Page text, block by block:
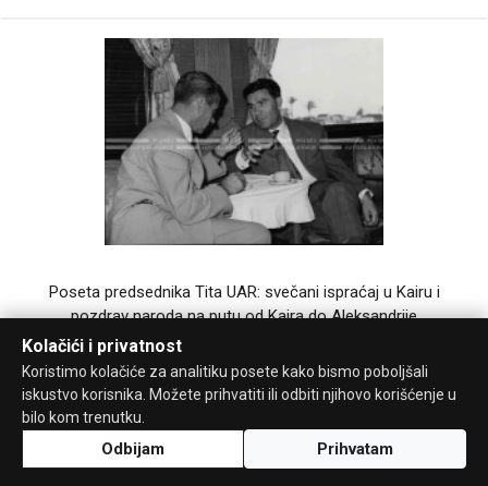
Poseta predsednika Tita UAR: svečani ispraćaj u Kairu i
pozdrav naroda na putu od Kaira do Aleksandrije
1961_165_108
Kolačići i privatnost
Koristimo kolačiće za analitiku posete kako bismo poboljšali
iskustvo korisnika. Možete prihvatiti ili odbiti njihovo korišćenje u
bilo kom trenutku.
Odbijam Prihvatam